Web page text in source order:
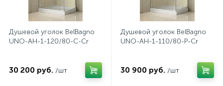
Душевой уголок BelBagno
UNO-AH-1-120/80-C-Cr
30 200 руб. /шт
Душевой уголок BelBagno
UNO-AH-1-110/80-P-Cr
30 900 руб. /шт
Ручные души
Ручные души со штуцером
Смесители для биде
4